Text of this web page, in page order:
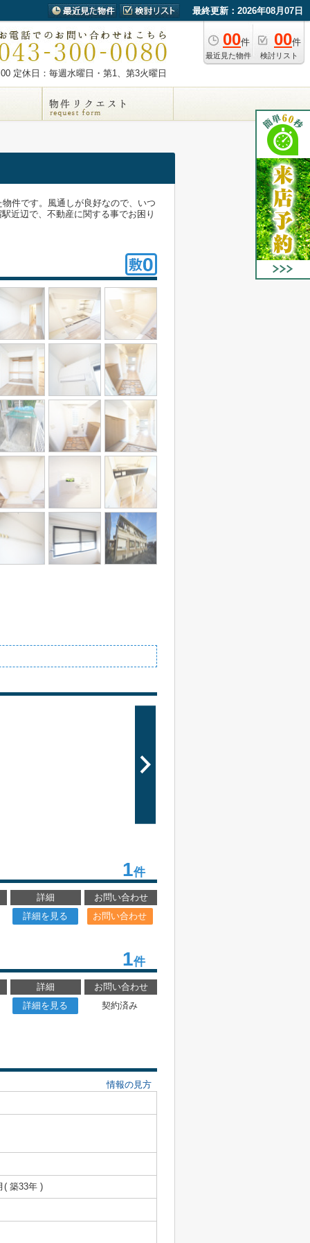
最終更新：2026年08月07日
00件
最近見た物件
00件
検討リスト
定休日：毎週水曜日・第1、第3火曜日
件です。風通しが良好なので、いつ
近辺で、不動産に関する事でお困り
1件
詳細
お問い合わせ
詳細を見る お問い合わせ
1件
詳細
お問い合わせ
詳細を見る
契約済み
情報の見方
( 築33年 )